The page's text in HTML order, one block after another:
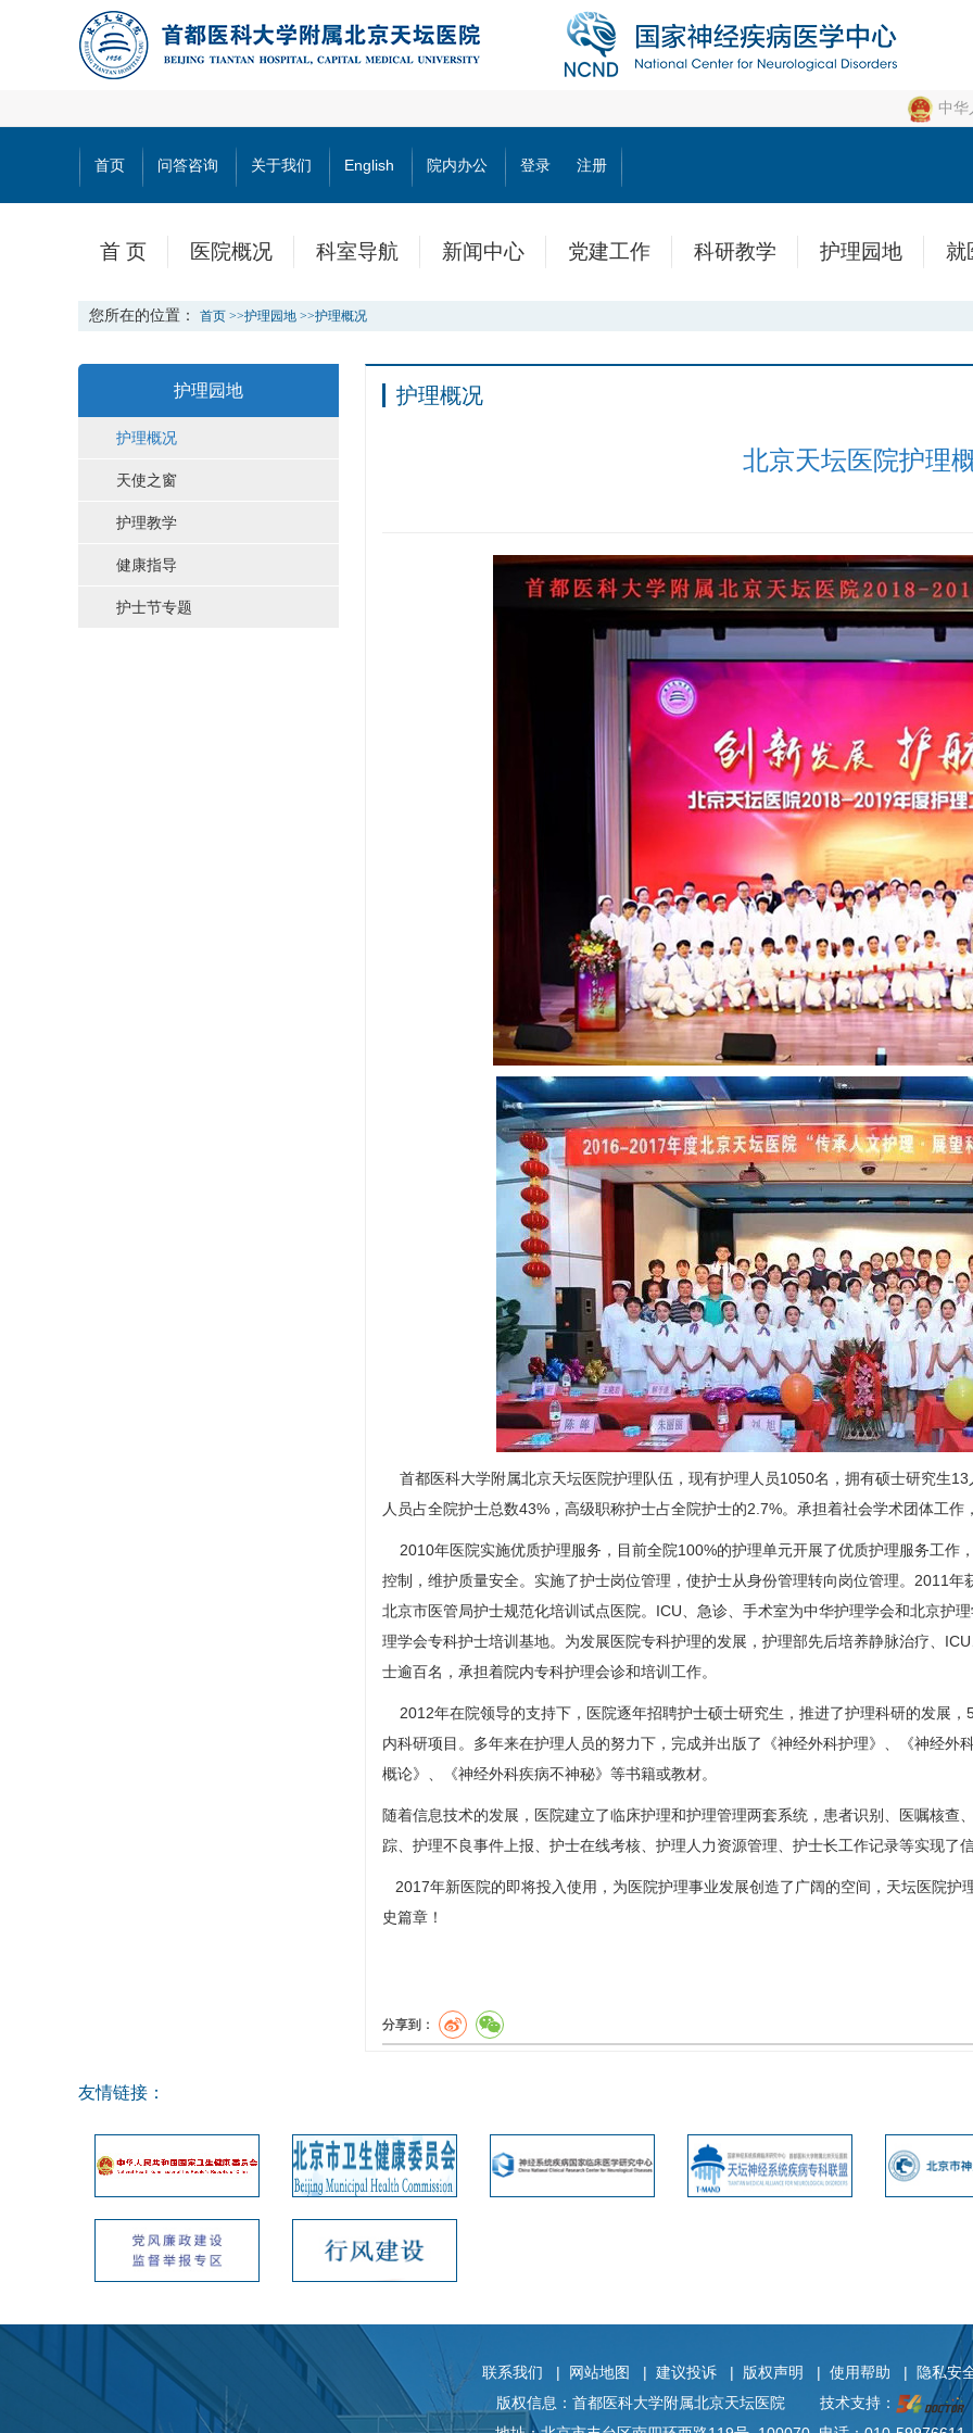
中华
首页 问答咨询 关于我们 English 院内办公 登录 注册
首 页 医院概况 科室导航 新闻中心 党建工作 科研教学 护理园地 就
您所在的位置： 首页 >>护理园地 >>护理概况
护理园地
护理概况
天使之窗
护理教学
健康指导
护士节专题
护理概况
北京天坛医院护理
首都医科大学附属北京天坛医院护理队伍，现有护理人员1050名，拥有硕士研究生
人员占全院护士总数43%，高级职称护士占全院护士的2.7%。承担着社会学术团体工
2010年医院实施优质护理服务，目前全院100%的护理单元开展了优质护理服务工作
控制，维护质量安全。实施了护士岗位管理，使护士从身份管理转向岗位管理。2011
北京市医管局护士规范化培训试点医院。ICU、急诊、 手术室为中华护理学会和北京护
理学会专科护士培训基地。为发展医院专科护理的发展， 护理部先后培养静脉治疗、
士逾百名，承担着院内专科护理会诊和培训工作。
2012年在院领导的支持下，医院逐年招聘护士硕士研究生，推进了护理科研的发展
内科研项目。多年来在护理人员的努力下，完成并出版了《神经外科护理》、《神经外
概论》、《神经外科疾病不神秘》等书籍或教材。
随着信息技术的发展，医院建立了临床护理和护理管理两套系统，患者识别、医嘱核查
踪、护理不良事件上报、护士在线考核、护理人力资源管理、护士长工作记录等实现了
2017年新医院的即将投入使用，为医院护理事业发展创造了广阔的空间，天坛医院护
史篇章！
分享到：
友情链接：
联系我们 | 网站地图 | 建议投诉 | 版权声明 | 使用帮助 |
隐私安
版权信息：首都医科大学附属北京天坛医院 技术支持：